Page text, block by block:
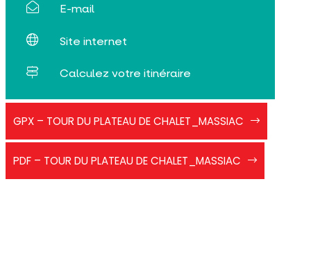
E-mail
Site internet
Calculez votre itinéraire
GPX – TOUR DU PLATEAU DE CHALET_MASSIAC
Bleu
-
Tour
PDF – TOUR DU PLATEAU DE CHALET_MASSIAC
du
plateau